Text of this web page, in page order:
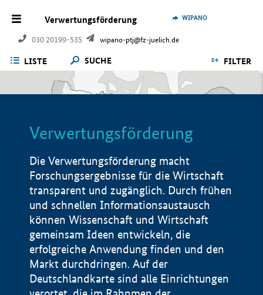
Verwertungsförderung
030 20199-535 wipano-ptj@fz-juelich.de
WIPANO
LISTE SUCHE FILTER
Verwertungsförderung
Die Verwertungsförderung macht
Forschungsergebnisse für die Wirtschaft
transparent und zugänglich. Durch frühen
und schnellen Informationsaustausch
können Wissenschaft und Wirtschaft
gemeinsam Ideen entwickeln, die
erfolgreiche Anwendung finden und den
Markt durchdringen. Auf der
Deutschlandkarte sind alle Einrichtungen